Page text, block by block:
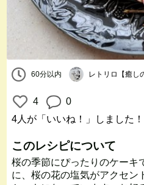
60分以内 レトリロ【癒し
4
0
4人 が「いいね！」しました！
このレシピについて
桜の季節にぴったりのケーキ
に、桜の花の塩気がアクセン